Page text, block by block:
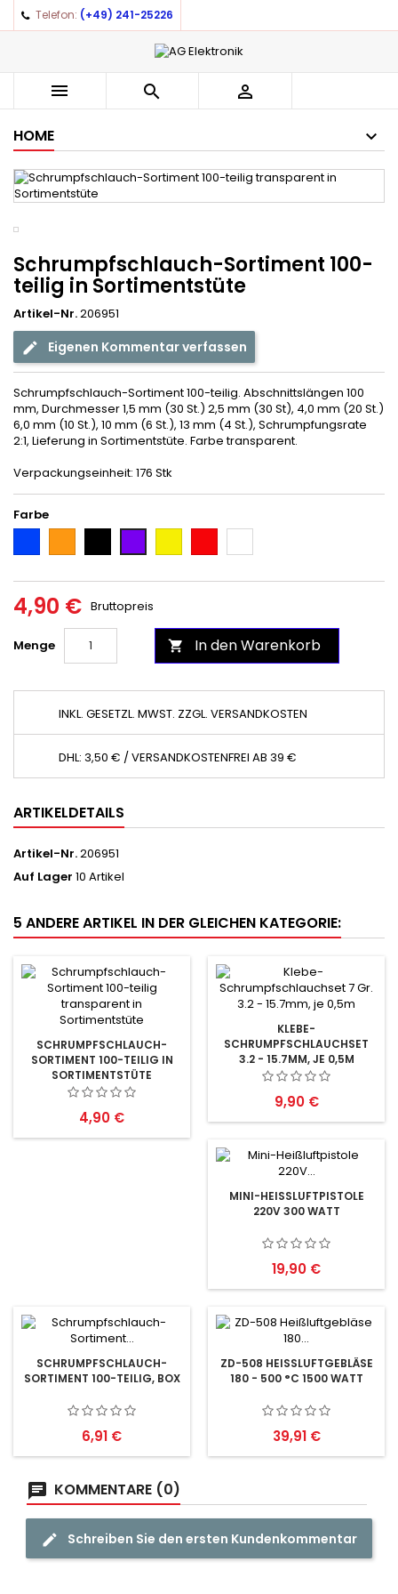
Telefon: (+49) 241-25226
  
HOME
Schrumpfschlauch-Sortiment 100-
teilig in Sortimentstüte
Artikel-Nr.206951
Eigenen Kommentar verfassen
Schrumpfschlauch-Sortiment 100-teilig. Abschnittslängen 100
mm, Durchmesser 1,5 mm (30 St.) 2,5 mm (30 St), 4,0 mm (20 St.)
6,0 mm (10 St.), 10 mm (6 St.), 13 mm (4 St.), Schrumpfungsrate
2:1, Lieferung in Sortimentstüte. Farbe transparent.
Verpackungseinheit: 176 Stk
Farbe
4,90 € Bruttopreis
Menge  In den Warenkorb
INKL. GESETZL. MWST. ZZGL. VERSANDKOSTEN
DHL: 3,50 € / VERSANDKOSTENFREI AB 39 €
ARTIKELDETAILS
Artikel-Nr.206951
Auf Lager 10 Artikel
5 ANDERE ARTIKEL IN DER GLEICHEN KATEGORIE:
SCHRUMPFSCHLAUCH-
SORTIMENT 100-TEILIG IN
SORTIMENTSTÜTE
Preis
4,90 €
KLEBE-
SCHRUMPFSCHLAUCHSET
3.2 - 15.7MM, JE 0,5M
Preis
9,90 €
MINI-HEISSLUFTPISTOLE 2
20V 300 WATT
Preis
19,90 €
SCHRUMPFSCHLAUCH-
SORTIMENT 100-TEILIG, BOX
Preis
6,91 €
ZD-508 HEISSLUFTGEBLÄSE 1
80 - 500 °C 1500 WATT
Preis
39,91 €
KOMMENTARE (0)
Schreiben Sie den ersten Kundenkommentar
Auf meine Wunschliste ×
add_circle_outlineCreate new list
((title)) ×
((label))
((cancelText)) ((createText))
Anmelden ×
You need to be logged in to save products in your
wishlist.
((cancelText)) ((loginText))